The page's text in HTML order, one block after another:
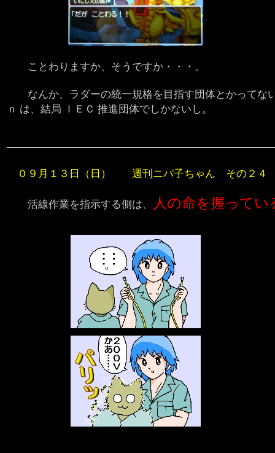
ことわりますか、そうですか・・・。
なんか、ラダーの統一規格を目指す団体とかってな
ｎ は、結局 ＩＥＣ 推進団体でしかないし。
０９月１３日（日） 週刊ニパ子ちゃん その２４
活線作業を指示する側は、 人の命を握ってい